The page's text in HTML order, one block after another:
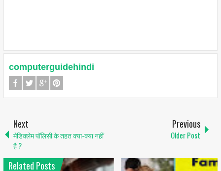
computerguidehindi
Next
मेडिक्लेम पॉलिसी के तहत क्या-क्या नहीं
है ?
Previous
Older Post
Related Posts